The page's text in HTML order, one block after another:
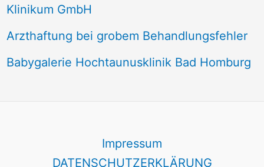
Klinikum GmbH
Arzthaftung bei grobem Behandlungsfehler
Babygalerie Hochtaunusklinik Bad Homburg
Impressum
DATENSCHUTZERKLÄRUNG